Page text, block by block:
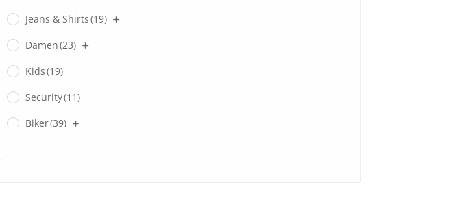
Jeans & Shirts(19)
Damen(23)
Kids(19)
Security(11)
Biker(39)